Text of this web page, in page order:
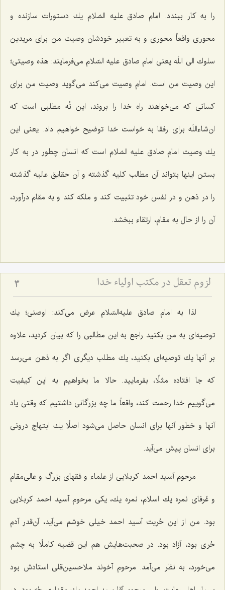
را به كار ببندد. امام صادق علیه السّلام یك دستورات سازنده و
محوری واقعاً محوری و به تعبیر خودشان وصیت من برای مریدین
سلوك الی اللَه یعنی امام صادق علیه السّلام می‌فرمایند: هذه وصیتی؛
این وصیت من است. امام وصیت می‌كند می‌گوید وصیت من برای
كسانی كه می‌خواهند راه خدا را بروند، این نُه مطلبی است كه
ان‌شاءاللَه برای رفقا به خواست خدا توضیح خواهیم داد. یعنی این
یك وصیت امام صادق علیه السّلام است كه انسان چطور در به كار
بستن اینها بتواند آن مطالب كلیه گذشته و آن حقایق عالیه گذشته
را در ذهن و در نفس خود تثبیت كند و ملكه كند و به مقام درآورد،
آن را از حال به مقام، ارتقاء ببخشد.
لزوم تعقل در مکتب اولیاء خدا 3
لذا به امام صادق علیه‌السّلام عرض می‌كند: اوصنی؛ یك
توصیه‌ای به من بكنید راجع به این مطالبی را كه بیان كردید، علاوه
بر آنها یك توصیه‌ای بكنید، یك مطلب دیگری اگر به ذهن می‌رسد
كه جا افتاده مثلًا، بفرمایید. حالا ما بخواهیم به این كیفیت
می‌گوییم خدا رحمت كند، واقعاً ما چه بزرگانی داشتیم كه وقتی یاد
آنها و خطور آنها برای انسان حاصل می‌شود اصلًا یك ابتهاج درونی
برای انسان پیش می‌آید.
مرحوم آسید احمد كربلایی از علماء و فقهای بزرگ و عالی‌مقام
و عُرفای نمره یك اسلام، نمره یك، یكی مرحوم آسید احمد كربلایی
بود. من از این حُریت آسید احمد خیلی خوشم می‌آید، آن‌قدر آدم
حُری بود، آزاد بود. در صحبت‌هایش هم این قضیه كاملًا به چشم
می‌خورد، به نظر می‌آمد. مرحوم آخوند ملاحسین‌قلی استادش بود